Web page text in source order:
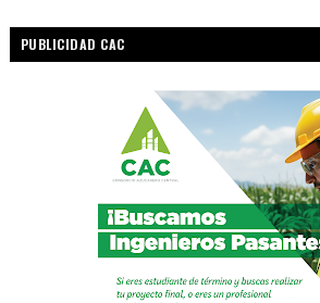
PUBLICIDAD CAC